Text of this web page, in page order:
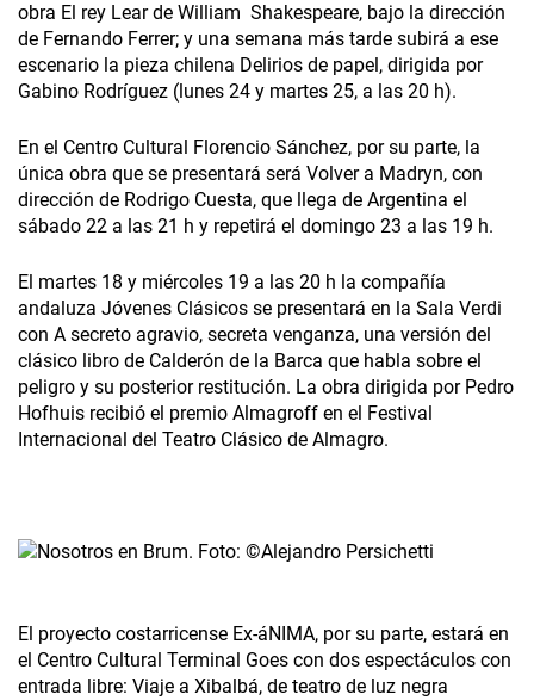
obra El rey Lear de William Shakespeare, bajo la dirección
de Fernando Ferrer; y una semana más tarde subirá a ese
escenario la pieza chilena Delirios de papel, dirigida por
Gabino Rodríguez (lunes 24 y martes 25, a las 20 h).
En el Centro Cultural Florencio Sánchez, por su parte, la
única obra que se presentará será Volver a Madryn, con
dirección de Rodrigo Cuesta, que llega de Argentina el
sábado 22 a las 21 h y repetirá el domingo 23 a las 19 h.
El martes 18 y miércoles 19 a las 20 h la compañía
andaluza Jóvenes Clásicos se presentará en la Sala Verdi
con A secreto agravio, secreta venganza, una versión del
clásico libro de Calderón de la Barca que habla sobre el
peligro y su posterior restitución. La obra dirigida por Pedro
Hofhuis recibió el premio Almagroff en el Festival
Internacional del Teatro Clásico de Almagro.
El proyecto costarricense Ex-áNIMA, por su parte, estará en
el Centro Cultural Terminal Goes con dos espectáculos­ con
entrada libre: Viaje a Xibalbá, de teatro de luz negra